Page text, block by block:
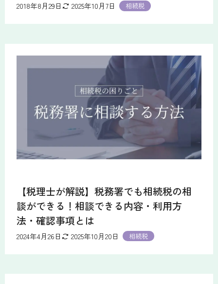
2018年8月29日 2025年10月7日 相続税
【税理士が解説】税務署でも相続税の相
談ができる！相談できる内容・利用方
法・確認事項とは
2024年4月26日 2025年10月20日 相続税